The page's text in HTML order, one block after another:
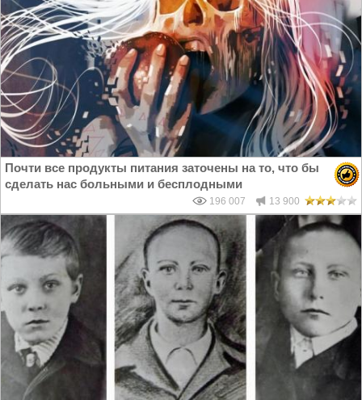
Почти все продукты питания заточены на то, что бы
сделать нас больными и бесплодными
196 007 13 900